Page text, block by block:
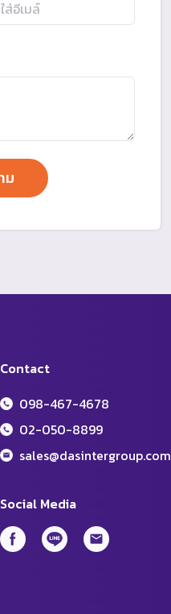
Social Media
Contact
098-467-4678
02-050-8899
sales@dasintergroup.com